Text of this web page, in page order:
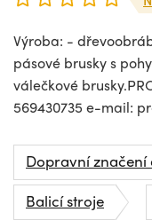
Výroba: -
pásové brusky s
válečkové
569430735 e-mail:
Dopravní značení
Balicí stroje